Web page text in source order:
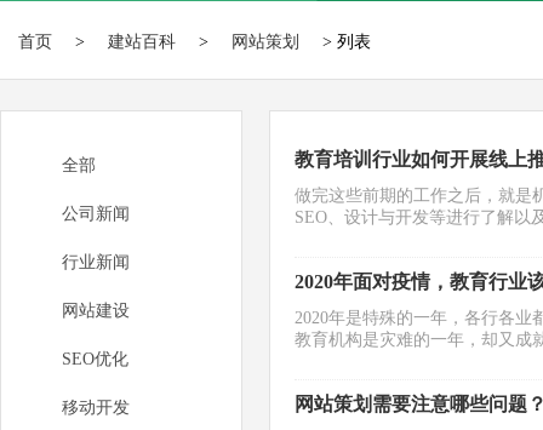
首页 > 建站百科 > 网站策划 > 列表
全部
公司新闻
行业新闻
网站建设
SEO优化
移动开发
教育培训行业如何开展线上
做完这些前期的工作之后，就是
SEO、设计与开发等进行了解以
2020年面对疫情，教育行业
2020年是特殊的一年，各行各业
教育机构是灾难的一年，却又成
网站策划需要注意哪些问题